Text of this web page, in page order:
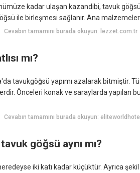
kadar ulaşan kazandibi, tavuk
ile birleşmesi sağlanır. Ana
Cevabın tamamını burada okuyun: lezzet.com.tr
mı?
tavukgöğsü yapımı azalarak bitmiştir.
Önceleri konak ve saraylarda yapılan
Cevabın tamamını burada okuyun:
göğsü aynı mı?
iki katı kadar küçüktür. Ayrıca